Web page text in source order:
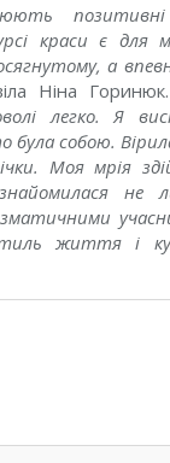
позитивні
краси є для
а
Ніна
легко. Я
була собою.
Моя мрія
життя і